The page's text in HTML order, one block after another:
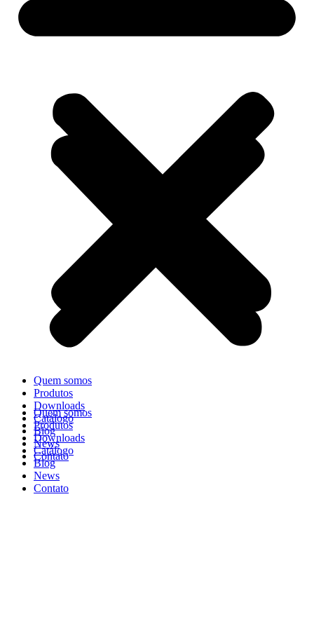
Quem somos
Produtos
Downloads
Catálogo
Blog
News
Contato
Quem somos
Produtos
Downloads
Catálogo
Blog
News
Contato